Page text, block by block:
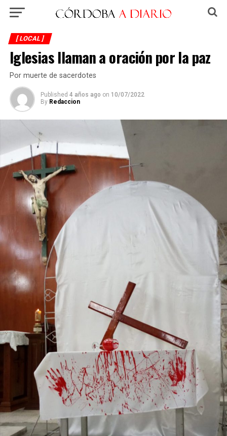
[ LOCAL ]
Iglesias llaman a oración por la paz
Por muerte de sacerdotes
Published 4 años ago on 10/07/2022
By Redaccion